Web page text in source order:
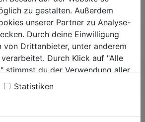
Dann wirf einen Blick auf
oder folge uns aufFacebook
klassischen Grillrezepten wie
du dort auch außergewöhnliche
Naanbrot“ und „Yacon-Apfelpuffer“
zu gestalten. Außerdem
unserer Partner zu Analyse-
Durch deine Einwilligung
von Drittanbieter, unter anderem
Durch Klick auf "Alle
stimmst du der Verwendung aller
anzeigen" findest du alle
Cookies, du kannst
welche Cookies du erlauben
Statistiken